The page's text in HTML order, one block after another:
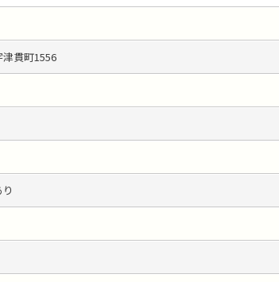
貫町1556